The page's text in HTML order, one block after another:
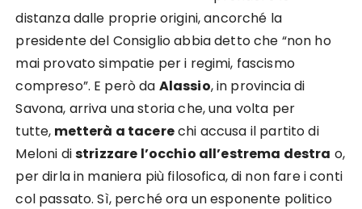
distanza dalle proprie origini, ancorché la
presidente del Consiglio abbia detto che “non ho
mai provato simpatie per i regimi, fascismo
compreso”. E però da Alassio, in provincia di
Savona, arriva una storia che, una volta per
tutte, metterà a tacerechi accusa il partito di
Meloni distrizzare l’occhio all’estrema destra o,
per dirla in maniera più filosofica, di non fare i conti
col passato. Sì, perché ora un esponente politico